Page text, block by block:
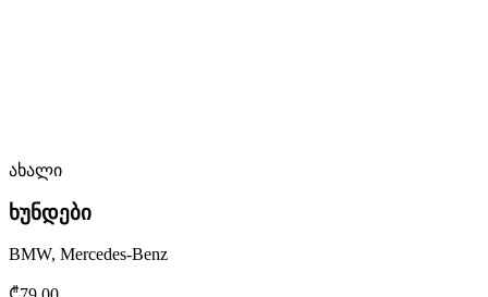
ახალი
ხუნდები
BMW, Mercedes-Benz